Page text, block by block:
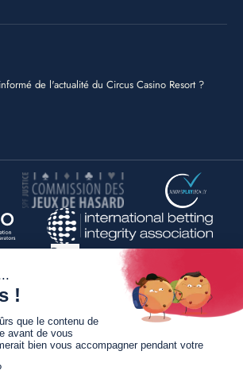
de l'actualité du Circus Casino Resort ?
By
de vente